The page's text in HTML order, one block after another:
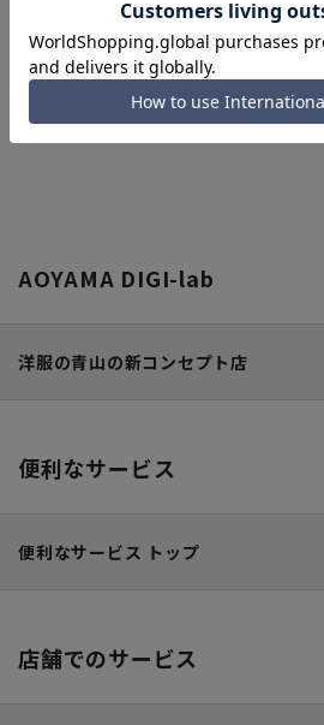
AOYAMA DIGI-lab
洋服の青山の新コンセプト店
便利なサービス
便利なサービス トップ
店舗でのサービス
イズの商品を見る」をクリッ
※マイサイズが指定されていな